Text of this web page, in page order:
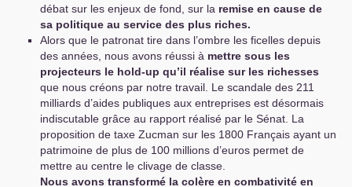
débat sur les enjeux de fond, sur la remise en cause de
sa politique au service des plus riches.
Alors que le patronat tire dans l’ombre les ficelles depuis
des années, nous avons réussi à mettre sous les
projecteurs le hold-up qu’il réalise sur les richesses
que nous créons par notre travail. Le scandale des 211
milliards d’aides publiques aux entreprises est désormais
indiscutable grâce au rapport réalisé par le Sénat. La
proposition de taxe Zucman sur les 1800 Français ayant un
patrimoine de plus de 100 millions d’euros permet de
mettre au centre le clivage de classe.
Nous avons transformé la colère en combativité en